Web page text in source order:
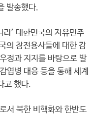
발송했다.
라’ 대한민국의 자유민주
의 참전용사들에 대한 감
정과 지지를 바탕으로 발
병 대응 등을 통해 세계
고 했다.
서 북한 비핵화와 한반도